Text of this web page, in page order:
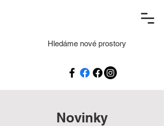
Hledáme nové prostory
Novinky